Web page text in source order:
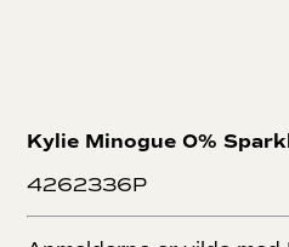
Kylie Minogue 0%
4262336P